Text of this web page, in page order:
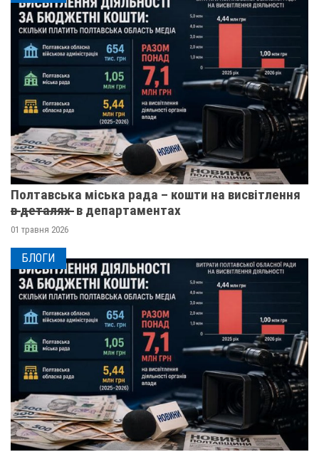
Полтавська міська рада – кошти на висвітлення
в̶ ̶д̶е̶т̶а̶л̶я̶х̶ ̶ в департаментах
01 травня 2026
БЛОГИ